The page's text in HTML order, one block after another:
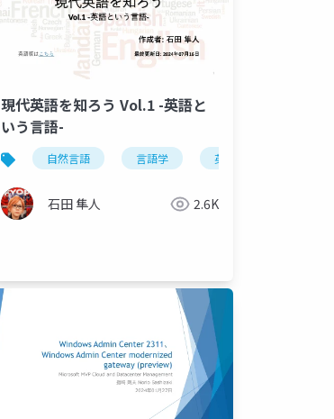
z変換、線形離散時間形
現代英語を知ろう Vol.1 -英語と
いう言語-
自然言語 言語学 英語学
石田 隼人 2.6K